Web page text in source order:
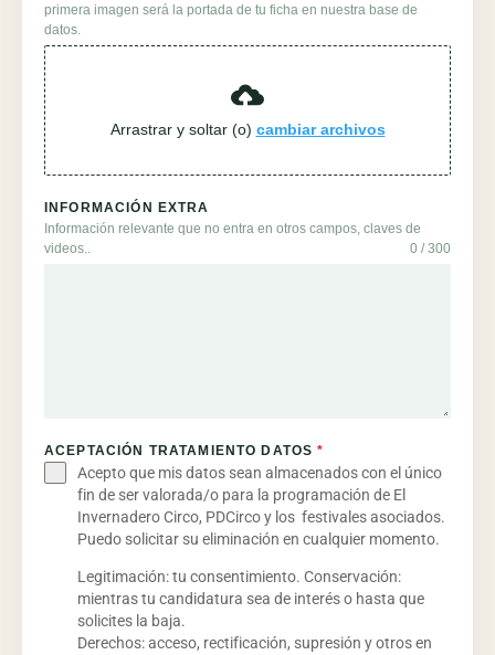
primera imagen será la portada de tu ficha en nuestra base de
datos.
Arrastrar y soltar (o) cambiar archivos
INFORMACIÓN EXTRA
Información relevante que no entra en otros campos, claves de
videos..
0 / 300
ACEPTACIÓN TRATAMIENTO DATOS*
Acepto que mis datos sean almacenados con el único
fin de ser valorada/o para la programación de El
Invernadero Circo, PDCirco y los festivales asociados.
Puedo solicitar su eliminación en cualquier momento.
Legitimación: tu consentimiento. Conservación:
mientras tu candidatura sea de interés o hasta que
solicites la baja.
Derechos: acceso, rectificación, supresión y otros en